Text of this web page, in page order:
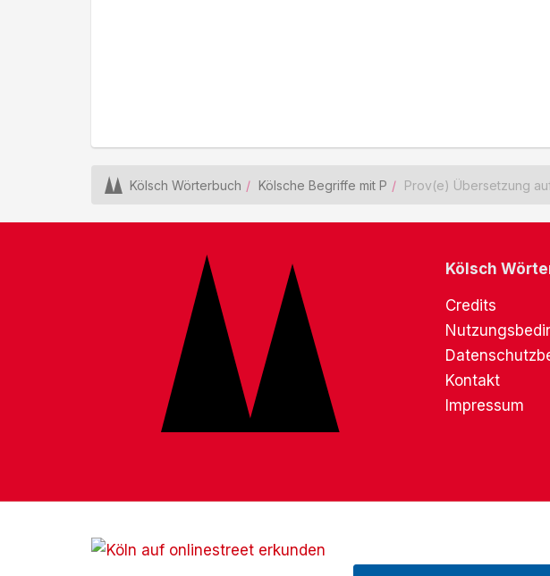
Kölsch Wörterbuch Kölsche Begriffe mit P Prov(e) Übersetzung
Kölsch
Credits
Kontakt
Impressum